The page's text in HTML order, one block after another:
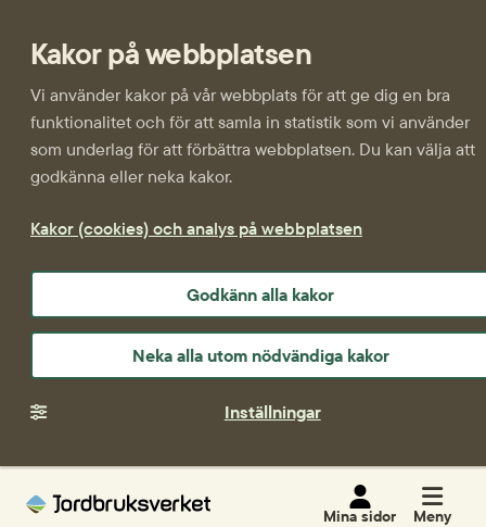
Kakor på webbplatsen
Vi använder kakor på vår webbplats för att ge dig en bra
funktionalitet och för att samla in statistik som vi använder
som underlag för att förbättra webbplatsen. Du kan välja att
godkänna eller neka kakor.
Kakor (cookies) och analys på webbplatsen
Godkänn alla kakor
Neka alla utom nödvändiga kakor
Inställningar
Mina sidor Meny